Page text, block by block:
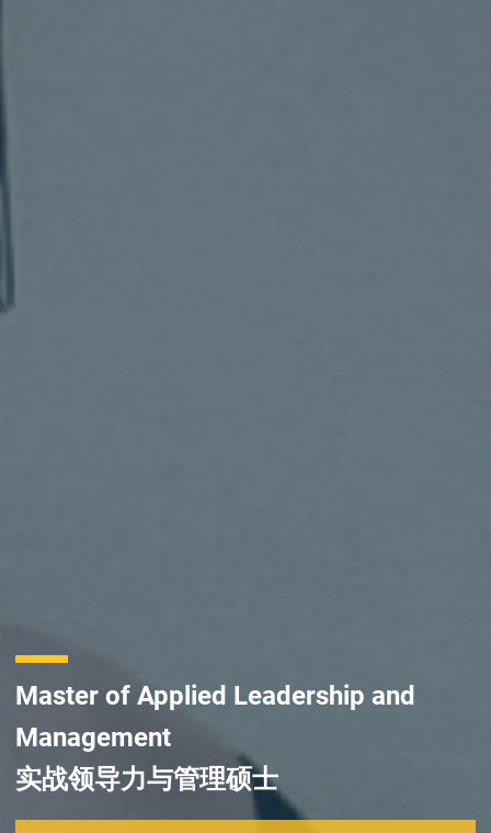
Master of Applied Leadership and
Management
实战领导力与管理硕士